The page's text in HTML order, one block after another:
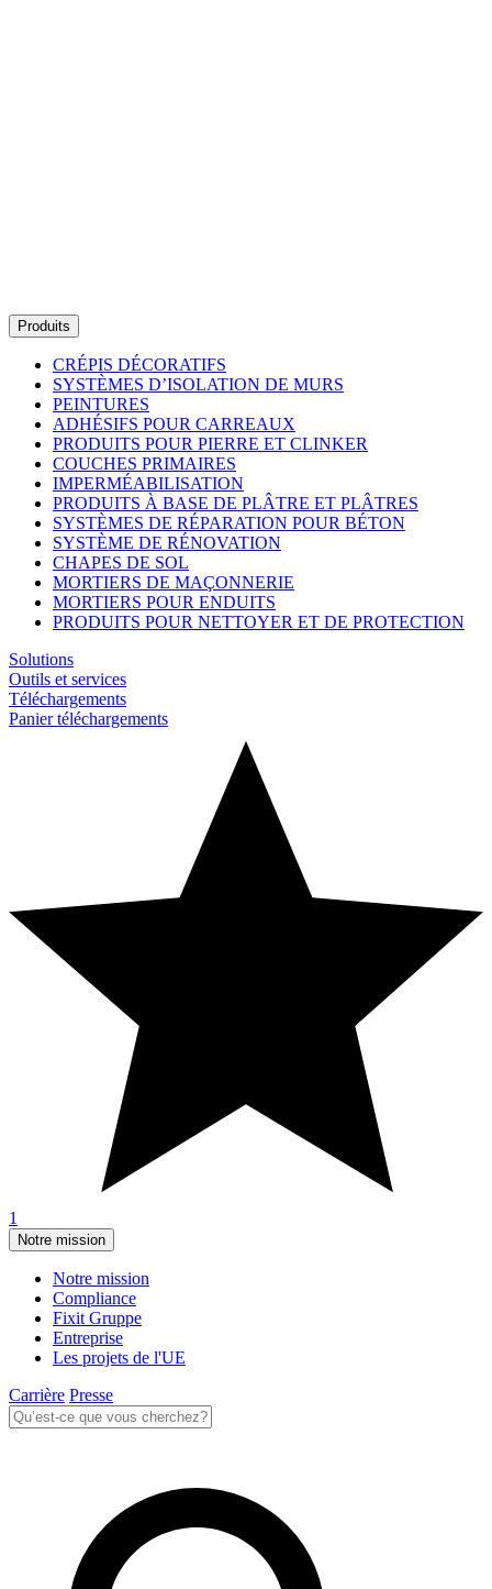
Produits
CRÉPIS DÉCORATIFS
SYSTÈMES D’ISOLATION DE MURS
PEINTURES
ADHÉSIFS POUR CARREAUX
PRODUITS POUR PIERRE ET CLINKER
COUCHES PRIMAIRES
IMPERMÉABILISATION
PRODUITS À BASE DE PLÂTRE ET PLÂTRES
SYSTÈMES DE RÉPARATION POUR BÉTON
SYSTÈME DE RÉNOVATION
CHAPES DE SOL
MORTIERS DE MAÇONNERIE
MORTIERS POUR ENDUITS
PRODUITS POUR NETTOYER ET DE PROTECTION
Solutions
Outils et services
Téléchargements
Panier téléchargements
1
Notre mission
Notre mission
Compliance
Fixit Gruppe
Entreprise
Les projets de l'UE
Carrière Presse